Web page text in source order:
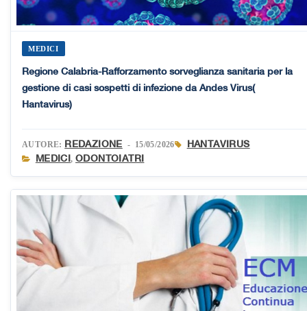
MEDICI
Regione Calabria-Rafforzamento sorveglianza sanitaria per la
gestione di casi sospetti di infezione da Andes Virus(
Hantavirus)
AUTORE: REDAZIONE - 15/05/2026
HANTAVIRUS
MEDICI,ODONTOIATRI